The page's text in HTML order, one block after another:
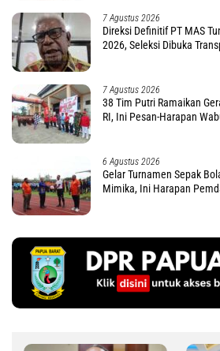
7 Agustus 2026
Direksi Definitif PT MAS
2026, Seleksi Dibuka
7 Agustus 2026
38 Tim Putri Ramaikan
RI, Ini Pesan-Harapan
6 Agustus 2026
Gelar Turnamen Sepak
Mimika, Ini Harapan